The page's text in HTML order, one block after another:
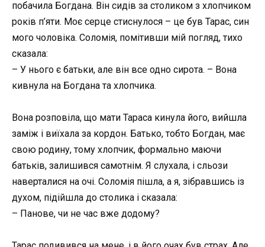
побачила Богдана. Він сидів за столиком з хлопчиком
років п’яти. Моє серце стиснулося – це був Тарас, син
мого чоловіка. Соломія, помітивши мій погляд, тихо
сказала:
– У нього є батьки, але він все одно сирота. – Вона
кивнула на Богдана та хлопчика.
Вона розповіла, що мати Тараса кинула його, вийшла
заміж і виїхала за кордон. Батько, тобто Богдан, має
свою родину, тому хлопчик, формально маючи
батьків, залишився самотнім. Я слухала, і сльози
наверталися на очі. Соломія пішла, а я, зібравшись із
духом, підійшла до столика і сказала:
– Панове, чи не час вже додому?